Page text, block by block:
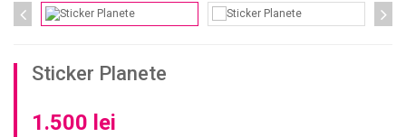
Sticker Planete
1.500 lei